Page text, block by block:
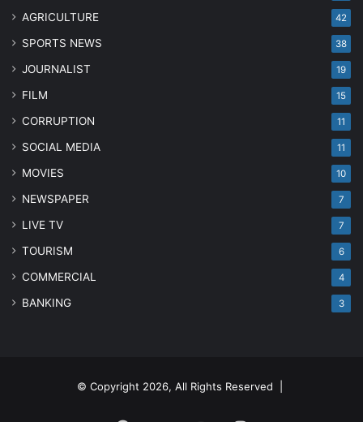
AGRICULTURE 42
SPORTS NEWS 38
JOURNALIST 19
FILM 15
CORRUPTION 11
SOCIAL MEDIA 11
MOVIES 10
NEWSPAPER 7
LIVE TV 7
TOURISM 6
COMMERCIAL 4
BANKING 3
© Copyright 2026, All Rights Reserved |